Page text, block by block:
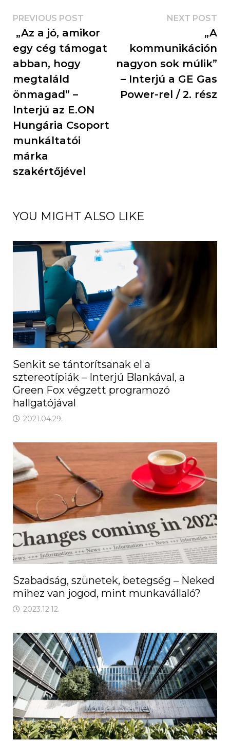
PREVIOUS POST
„Az a jó, amikor
egy cég támogat
abban, hogy
megtaláld
önmagad” –
Interjú az E.ON
Hungária Csoport
munkáltatói
márka
szakértőjével
NEXT POST
„A
kommunikáción
nagyon sok múlik”
– Interjú a GE Gas
Power-rel / 2. rész
YOU MIGHT ALSO LIKE
Senkit se tántorítsanak el a
sztereotípiák – Interjú Blankával, a
Green Fox végzett programozó
hallgatójával
2021.04.29.
Szabadság, szünetek, betegség – Neked
mihez van jogod, mint munkavállaló?
2023.12.12.